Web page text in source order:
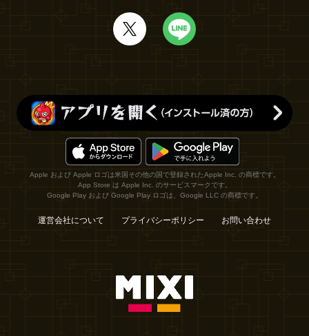
Apple および Apple ロゴは米国その他の国で登録されたApple Inc. の商標です。
App Store は Apple Inc. のサービスマークです。
Google Play および Google Play ロゴは、Google LLC の商標です。
運営会社について プライバシーポリシー お問い合わせ